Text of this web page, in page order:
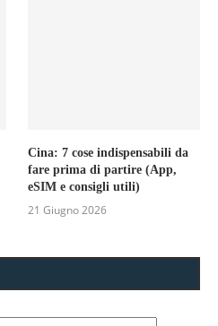
Cina: 7 cose indispensabili da
fare prima di partire (App,
eSIM e consigli utili)
21 Giugno 2026